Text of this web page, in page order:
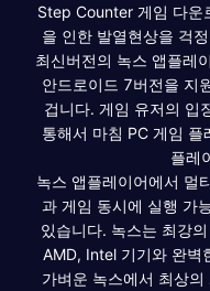
Step Counter 게임 다운
을 인한 발열현상을 걱
최신버전의 녹스 앱플레
안드로이드 7버전을 지
겁니다. 게임 유저의 입
통해서 마침 PC 게임
플레
녹스 앱플레이어에서 멀
과 게임 동시에 실행 가
있습니다. 녹스는 최강
AMD, Intel 기기와 완벽
가벼운 녹스에서 최상